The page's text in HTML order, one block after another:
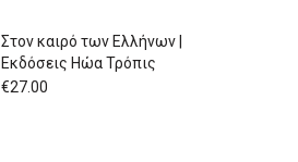
Στον καιρό των Ελλήνων |
Εκδόσεις Ηώα Τρόπις
€27.00